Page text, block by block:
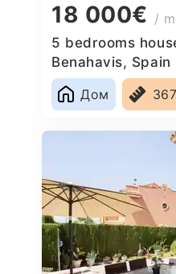
18 000€ /
5 bedrooms
Benahavis, Spain
Дом